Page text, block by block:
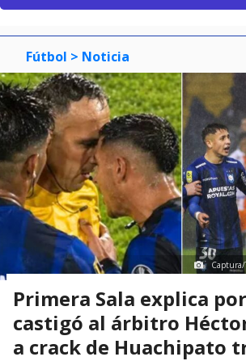
Fútbol > Noticia
Primera Sala explica
castigó al árbitro
a crack de Huachipato